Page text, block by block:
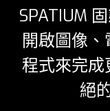
SPATIUM
開啟圖像
程式來完
絕